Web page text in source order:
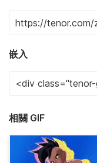
嵌入
相關 GIF